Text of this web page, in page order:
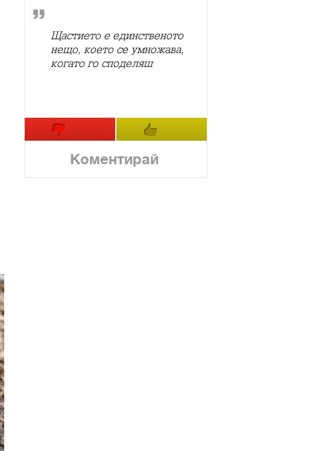
Щастието е единственото
нещо, което се умножава,
когато го споделяш
Коментирай